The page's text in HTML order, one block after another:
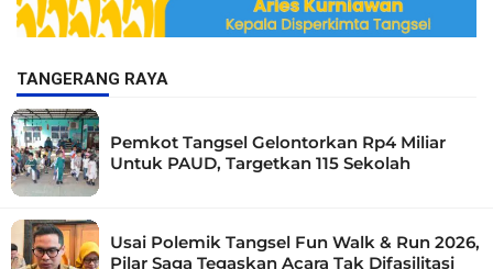
TANGERANG RAYA
Pemkot Tangsel Gelontorkan Rp4 Miliar
Untuk PAUD, Targetkan 115 Sekolah
Usai Polemik Tangsel Fun Walk & Run 2026,
Pilar Saga Tegaskan Acara Tak Difasilitasi